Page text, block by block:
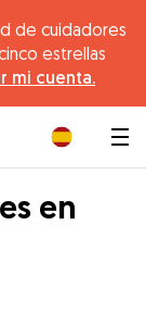
de cuidadores
estrellas
mi cuenta.
en